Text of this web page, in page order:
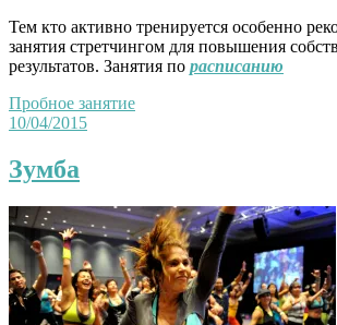
Тем кто активно тренируется особенно
занятия стретчингом для повышения
результатов. Занятия по расписанию
Пробное занятие
10/04/2015
Зумба